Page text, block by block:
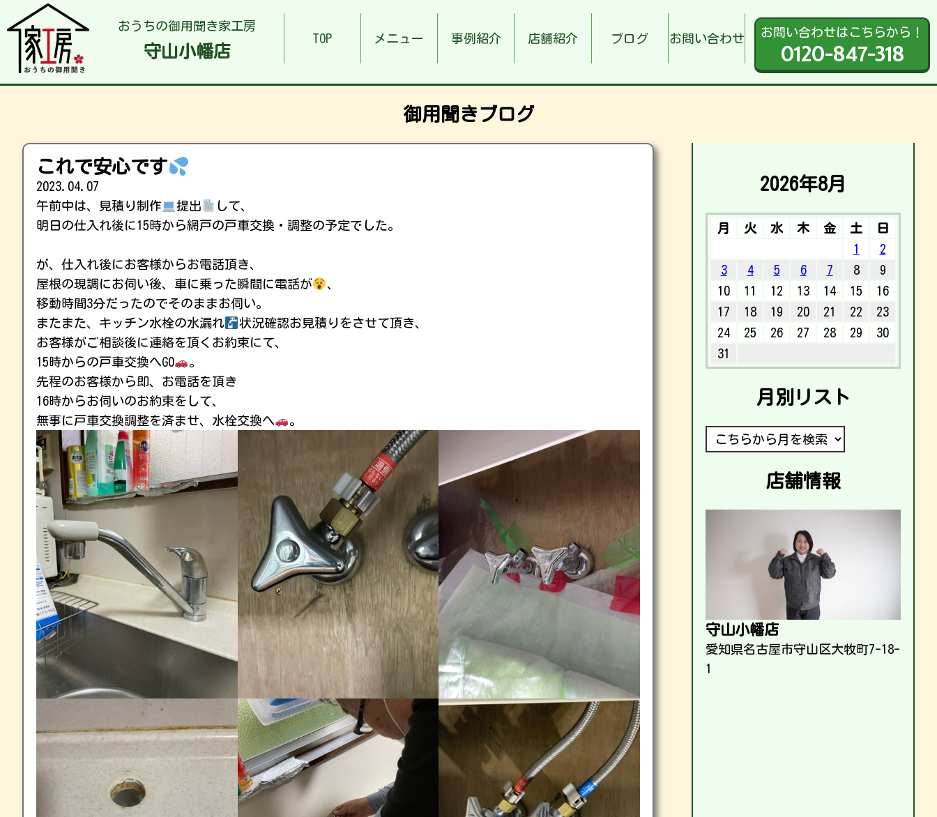
おうちの御用聞き家工房
守山小幡店
TOP メニュー 事例紹介 店舗紹介 ブログ お問い合わせ お問い合わせはこちらから！
0120-847-318
御用聞きブログ
これで安心です
2023.04.07
午前中は、見積り制作
提出
して、
明日の仕入れ後に15時から網戸の戸車交換・調整の予定でした。
が、仕入れ後にお客様からお電話頂き、
屋根の現調にお伺い後、車に乗った瞬間に電話が
、
移動時間3分だったのでそのままお伺い。
またまた、キッチン水栓の水漏れ
状況確認お見積りをさせて頂き、
お客様がご相談後に連絡を頂くお約束にて、
15時からの戸車交換へGO
。
先程のお客様から即、お電話を頂き
16時からお伺いのお約束をして、
無事に戸車交換調整を済ませ、水栓交換へ
。
2026年8月
月 火 水 木 金 土
日
1
2
3
4 5 6 7 8
9
10
11 12 13 14 15
16
17
18 19 20 21 22
23
24
25 26 27 28 29
30
31
月別リスト
店舗情報
守山小幡店
愛知県名古屋市守山区大牧町7-18-
1